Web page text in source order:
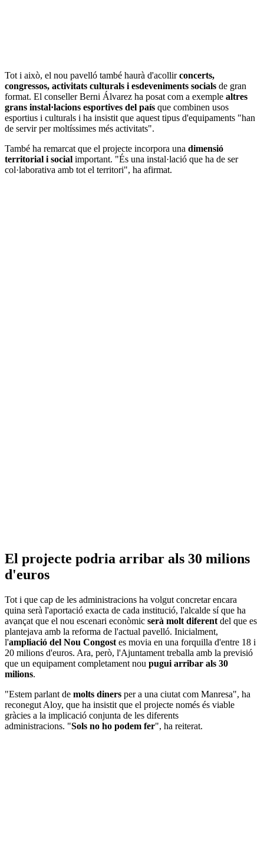
Tot i això, el nou pavelló també haurà d'acollirconcerts,
congressos, activitats culturals i esdeveniments socials de gran
format. El conseller Berni Álvarez ha posat com a exemple altres
grans instal·lacions esportives del país que combinen usos
esportius i culturals i ha insistit que aquest tipus d'equipaments "han
de servir per moltíssimes més activitats".
També ha remarcat que el projecte incorpora una dimensió
territorial i social important. "És una instal·lació que ha de ser
col·laborativa amb tot el territori", ha afirmat.
El projecte podria arribar als 30 milions
d'euros
Tot i que cap de les administracions ha volgut concretar encara
quina serà l'aportació exacta de cada institució, l'alcalde sí que ha
avançat que el nou escenari econòmic serà molt diferent del que es
plantejava amb la reforma de l'actual pavelló. Inicialment,
l'ampliació del Nou Congost es movia en una forquilla d'entre 18 i
20 milions d'euros. Ara, però, l'Ajuntament treballa amb la previsió
que un equipament completament nou pugui arribar als 30
milions.
"Estem parlant de molts diners per a una ciutat com Manresa", ha
reconegut Aloy, que ha insistit que el projecte només és viable
gràcies a la implicació conjunta de les diferents
administracions. "Sols no ho podem fer", ha reiterat.